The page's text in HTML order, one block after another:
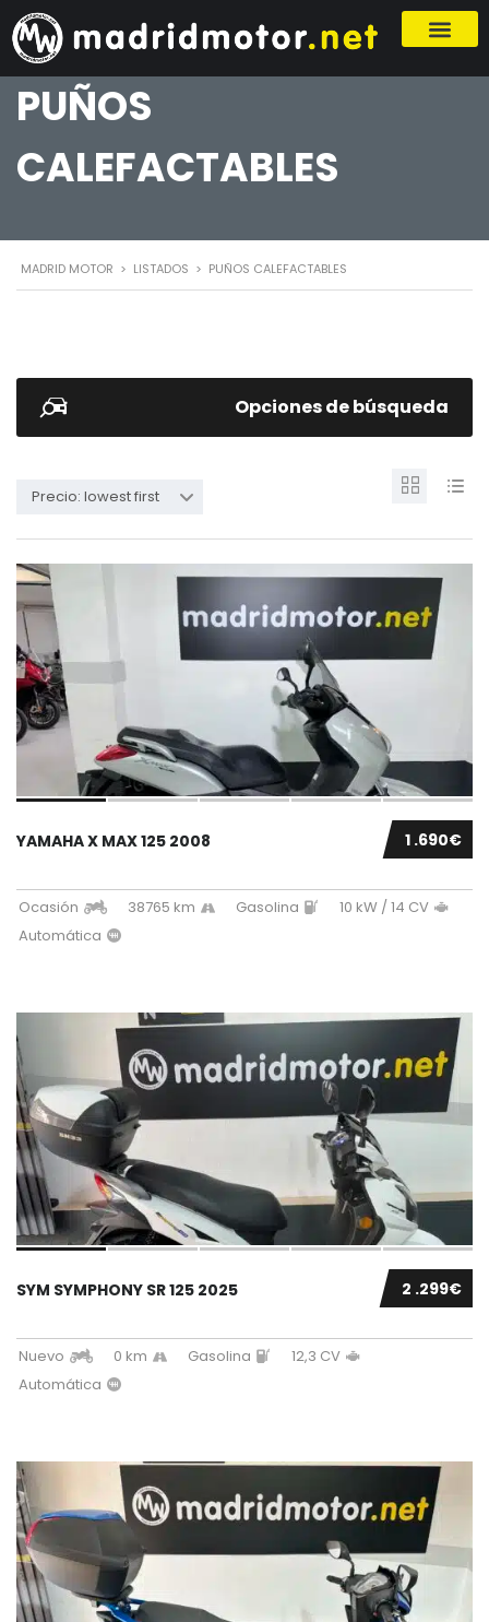
PUÑOS
CALEFACTABLES
MADRID MOTOR > LISTADOS > PUÑOS CALEFACTABLES
Opciones de búsqueda
Precio: lowest first
1 .690€
YAMAHA X MAX 125 2008
Ocasión 38765 km Gasolina
10 kW / 14 CV
Automática
2 .299€
SYM SYMPHONY SR 125 2025
Nuevo 0 km Gasolina
12,3 CV
Automática